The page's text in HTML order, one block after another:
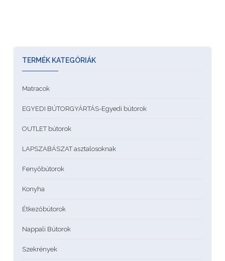
TERMÉK KATEGÓRIÁK
Matracok
EGYEDI BÚTORGYÁRTÁS-Egyedi bútorok
OUTLET bútorok
LAPSZABÁSZAT asztalosoknak
Fenyőbútorok
Konyha
Étkezőbútorok
Nappali Bútorok
Szekrények